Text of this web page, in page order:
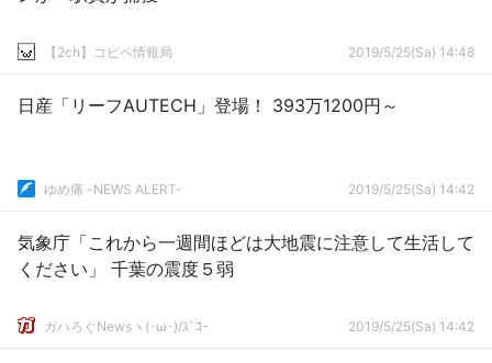
【2ch】コピペ情報局 2019/5/25(Sa) 14:48
日産「リーフAUTECH」登場！ 393万1200円～
ゆめ痛 -NEWS ALERT- 2019/5/25(Sa) 14:42
気象庁「これから一週間ほどは大地震に注意して生活して
ください」 千葉の震度５弱
ガハろぐNewsヽ(･ω･)/ｽﾞｺｰ 2019/5/25(Sa) 14:42